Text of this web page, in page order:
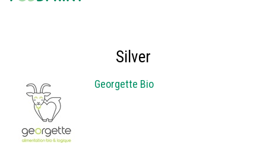
Silver
Georgette Bio